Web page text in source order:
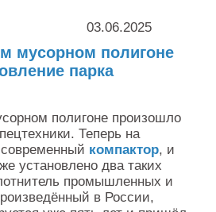
03.06.2025
мусорном полигоне
парка
полигоне произошло
Теперь на
компактор, и
установлено два таких
промышленных и
в России,